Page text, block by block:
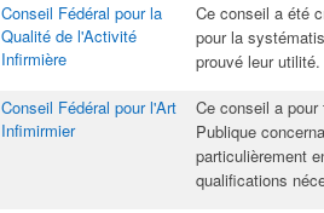
Conseil Fédéral pour la
Qualité de l'Activité
Infirmière​
​Ce conseil a été
pour la
prouvé leur utilité.
Conseil Fédéral pour l'Art
Infimirmier​
​Ce conseil a
Publique
particulièrement
qualifications